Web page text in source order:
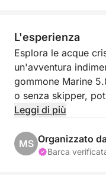
L'esperienza
Esplora le acque
un'avventura
gommone Marine
o senza skipper,
meglio si adatta alle
Prendi il controllo
splendide isole
Leggi di più
MS Organizzato
Barca